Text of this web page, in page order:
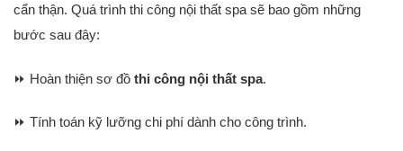
cẩn thận. Quá trình thi công nội thất spa sẽ bao gồm những
bước sau đây:
⏩ Hoàn thiện sơ đồ thi công nội thất spa.
⏩ Tính toán kỹ lưỡng chi phí dành cho công trình.